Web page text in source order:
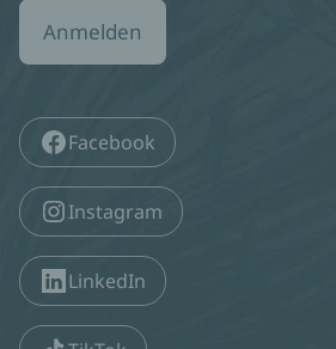
Anmelden
Facebook
Instagram
LinkedIn